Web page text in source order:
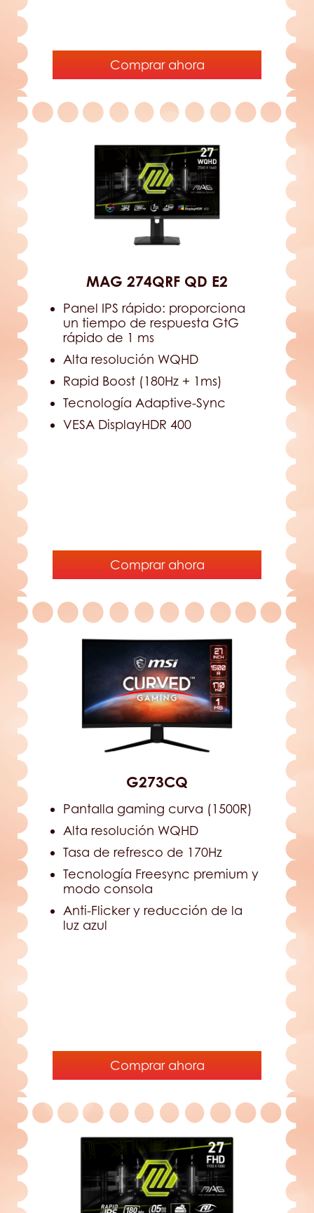
Comprar ahora
MAG 274QRF QD E2
Panel IPS rápido: proporciona
un tiempo de respuesta GtG
rápido de 1 ms
Alta resolución WQHD
Rapid Boost (180Hz + 1ms)
Tecnología Adaptive-Sync
VESA DisplayHDR 400
Comprar ahora
G273CQ
Pantalla gaming curva (1500R)
Alta resolución WQHD
Tasa de refresco de 170Hz
Tecnología Freesync premium y
modo consola
Anti-Flicker y reducción de la
luz azul
Comprar ahora